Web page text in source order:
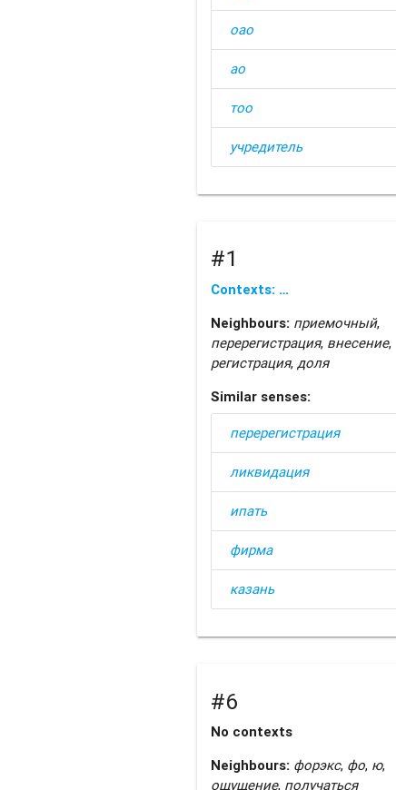
оао
ао
тоо
учредитель
#1
Contexts: …
Neighbours: приемочный,
перерегистрация, внесение,
регистрация, доля
Similar senses:
перерегистрация
ликвидация
ипать
фирма
казань
#6
No contexts
Neighbours: форэкс, фо, ю,
ощущение, получаться